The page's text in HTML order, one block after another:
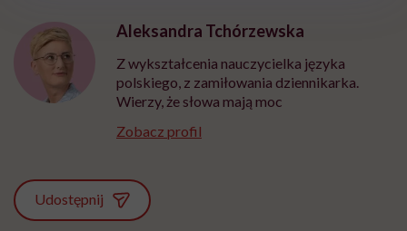
Aleksandra Tchórzewska
Z wykształcenia nauczycielka języka
polskiego, z zamiłowania dziennikarka.
Wierzy, że słowa mają moc
Zobacz profil
Udostępnij